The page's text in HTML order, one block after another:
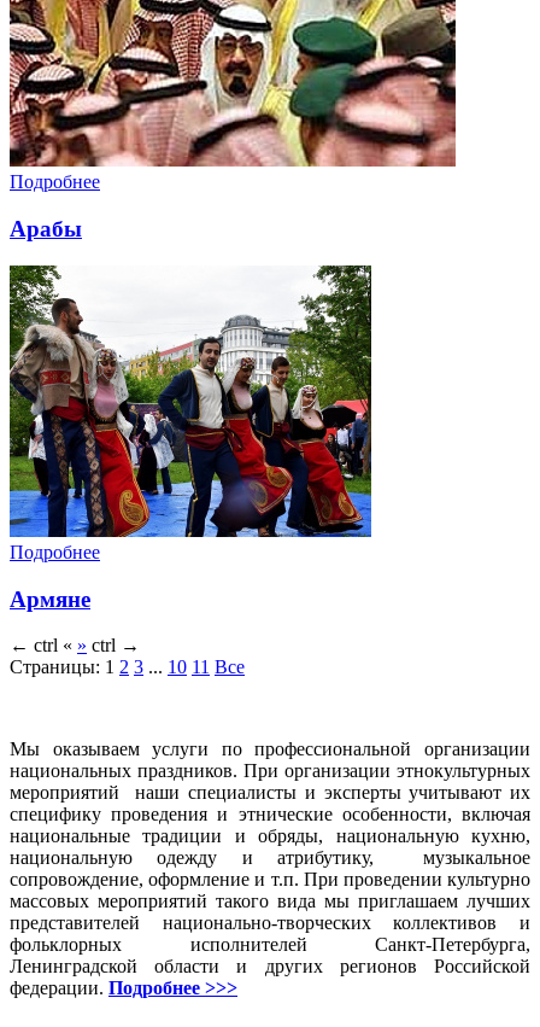
Подробнее
Арабы
Подробнее
Армяне
← ctrl « » ctrl →
Страницы: 1 2 3 ... 10 11 Все
Мы оказываем услуги по профессиональной организации
национальных праздников. При организации этнокультурных
мероприятий наши специалисты и эксперты учитывают их
специфику проведения и этнические особенности, включая
национальные традиции и обряды, национальную кухню,
национальную одежду и атрибутику, музыкальное
сопровождение, оформление и т.п. При проведении культурно
массовых мероприятий такого вида мы приглашаем лучших
представителей национально-творческих коллективов и
фольклорных исполнителей Санкт-Петербурга,
Ленинградской области и других регионов Российской
федерации. Подробнее >>>